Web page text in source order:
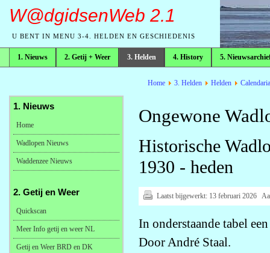
W@dgidsenWeb 2.1
U BENT IN MENU 3-4. HELDEN EN GESCHIEDENIS
1. Nieuws 2. Getij + Weer 3. Helden 4. History 5.
broodkruimelpad
Home 3. Helden Helden Calendaria
Ongewone
Historische
1930 - heden
Laatst bijgewerkt: 13 februari 2026
In onderstaande tabel
Door André Staal.
1. Nieuws
Home
Wadlopen Nieuws
Waddenzee Nieuws
2. Getij en Weer
Quickscan
Meer Info getij en weer NL
Getij en Weer BRD en DK